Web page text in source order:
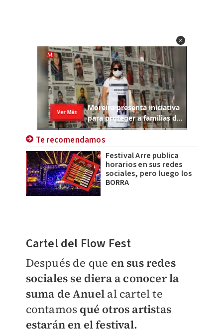
Te recomendamos
Festival Arre publica
horarios en sus redes
sociales, pero luego los
BORRA
Cartel del Flow Fest
Después de que en sus redes
sociales se diera a conocer la
suma de Anuel al cartel te
contamos qué otros artistas
estarán en el festival.